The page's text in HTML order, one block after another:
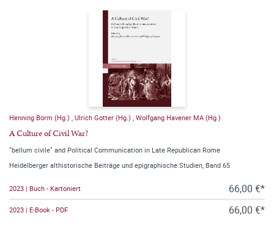
Henning Börm (Hg.) Ulrich Gotter (Hg.) Wolfgang Havener MA (Hg.)
A Culture of Civil War?
"bellum civile" and Political Communication in Late Republican Rome
Heidelberger althistorische Beiträge und epigraphische Studien, Band 65
2023 | Buch - Kartoniert 66,00 €*
2023 | E-Book - PDF 66,00 €*